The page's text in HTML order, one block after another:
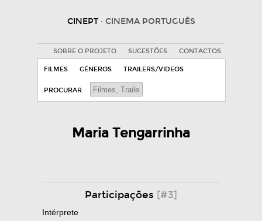
CINEPT · CINEMA PORTUGUÊS
SOBRE O PROJETO SUGESTÕES CONTACTOS
FILMES GÉNEROS TRAILERS/VIDEOS
PROCURAR
Maria Tengarrinha
Participações [#3]
Intérprete